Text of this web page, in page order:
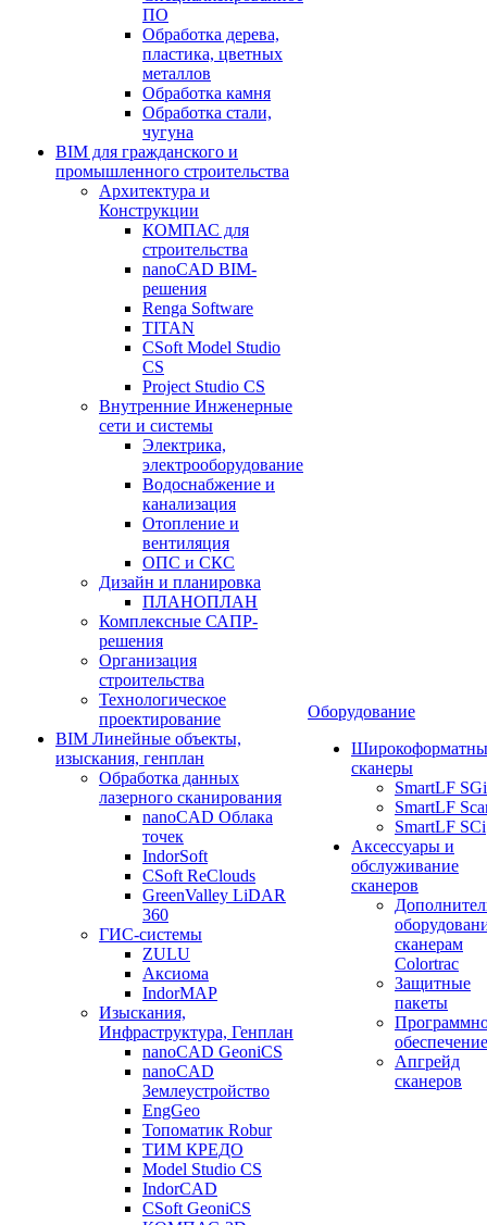
ПО
Обработка дерева,
пластика, цветных
металлов
Обработка камня
Обработка стали,
чугуна
BIM для гражданского и
промышленного строительства
Архитектура и
Конструкции
КОМПАС для
строительства
nanoCAD BIM-
решения
Renga Software
TITAN
CSoft Model Studio
CS
Project Studio CS
Внутренние Инженерные
сети и системы
Электрика,
электрооборудование
Водоснабжение и
канализация
Отопление и
вентиляция
ОПС и СКС
Дизайн и планировка
ПЛАНОПЛАН
Комплексные САПР-
решения
Организация
строительства
Технологическое
проектирование
BIM Линейные объекты,
изыскания, генплан
Обработка данных
лазерного сканирования
nanoCAD Облака
точек
IndorSoft
CSoft ReClouds
GreenValley LiDAR
360
ГИС-системы
ZULU
Аксиома
IndorMAP
Изыскания,
Инфраструктура, Генплан
nanoCAD GeoniCS
nanoCAD
Землеустройство
EngGeo
Топоматик Robur
ТИМ КРЕДО
Model Studio CS
IndorCAD
CSoft GeoniCS
Оборудование
сканеры
SmartLF SGi
SmartLF
SmartLF SCi
Аксессуары и
обслуживание
сканеров
сканерам
Colortrac
Защитные
пакеты
обеспечение
Апгрейд
сканеров